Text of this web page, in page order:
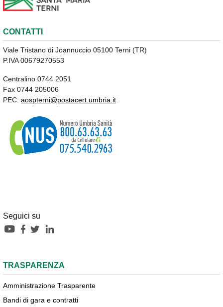
CONTATTI
Viale Tristano di Joannuccio 05100 Terni (TR)
P.IVA 00679270553
Centralino 0744 2051
Fax 0744 205006
PEC: aospterni@postacert.umbria.it
Seguici su
TRASPARENZA
Amministrazione Trasparente
Bandi di gara e contratti